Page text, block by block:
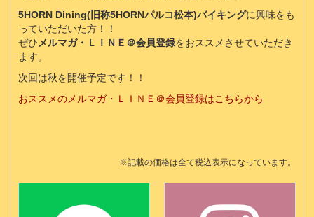
5HORN Dining(旧称5HORNパルコ松本)バイキングに興味をも
っていただいた方！！
ぜひ メルマガ・ＬＩＮＥ＠会員登録をおススメさせていただき
ます。
次回は秋を開催予定です！！
おススメのメルマガ・ＬＩＮＥ＠会員登録はこちらから
※記載の価格は全て税込表示になっています。